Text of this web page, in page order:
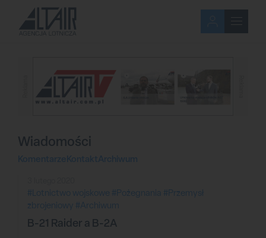
Wiadomości
KomentarzeKontaktArchiwum
#Lotnictwo wojskowe #Pożegnania
#Przemysł
zbrojeniowy #Archiwum
B-21 Raider a B-2A